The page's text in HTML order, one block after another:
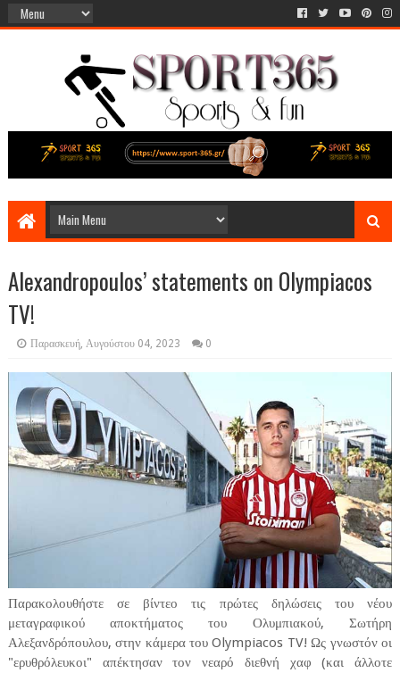
Alexandropoulos’ statements on Olympiacos
TV!
Παρασκευή, Αυγούστου 04, 2023 0
Παρακολουθήστε σε βίντεο τις πρώτες δηλώσεις του νέου
μεταγραφικού αποκτήματος του Ολυμπιακού, Σωτήρη
Αλεξανδρόπουλου, στην κάμερα του Olympiacos TV! Ως γνωστόν οι
"ερυθρόλευκοι" απέκτησαν τον νεαρό διεθνή χαφ (και άλλοτε